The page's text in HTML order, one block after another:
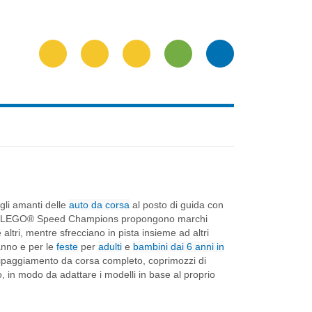
amanti delle auto da corsa al posto di guida con
Speed Champions propongono marchi
mentre sfrecciano in pista insieme ad altri
e per le feste per adulti e bambini dai 6 anni in
da corsa completo, coprimozzi di
in modo da adattare i modelli in base al proprio